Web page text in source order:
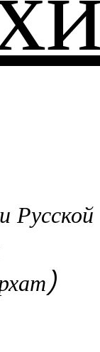
Русской